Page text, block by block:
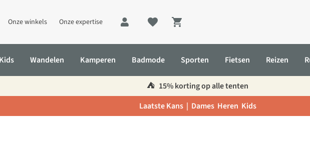
Onze winkels Onze expertise
Shopping cart
Kids Wandelen Kamperen Badmode Sporten Fietsen Reizen
⛺️ 15% korting op alle tenten
Laatste Kans | Dames Heren Kids